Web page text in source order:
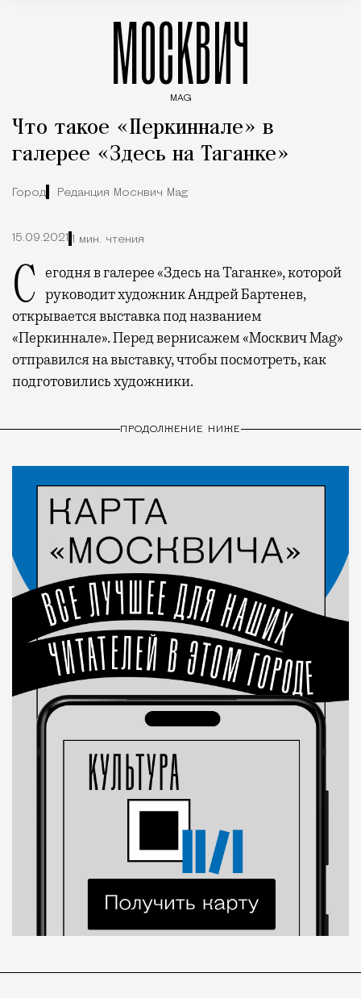
МОСКВИЧ
MAG
Что такое «Перкиннале» в
галерее «Здесь на Таганке»
Город Редакция Москвич Mag
15.09.2021 1 мин. чтения
Сегодня в галерее «Здесь на Таганке», которой руководит художник Андрей Бартенев,
открывается выставка под названием
«Перкиннале». Перед вернисажем «Москвич Mag»
отправился на выставку, чтобы посмотреть, как
подготовились художники.
ПРОДОЛЖЕНИЕ НИЖЕ